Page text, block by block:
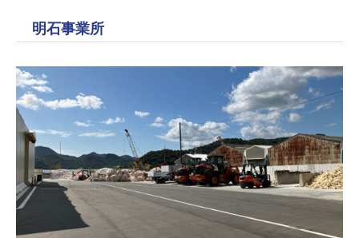
明石事業所